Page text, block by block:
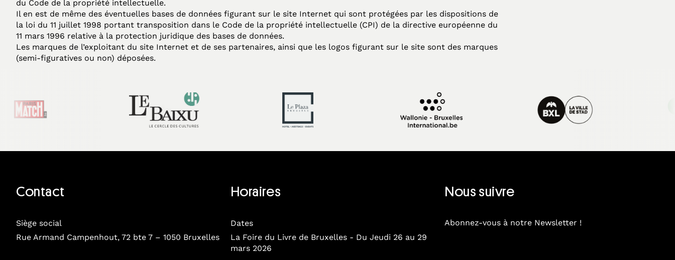
du Code de la propriété intellectuelle.
Il en est de même des éventuelles bases de données figurant sur le site Internet qui sont protégées par les dispositions de
la loi du 11 juillet 1998 portant transposition dans le Code de la propriété intellectuelle (CPI) de la directive européenne du
11 mars 1996 relative à la protection juridique des bases de données.
Les marques de l’exploitant du site Internet et de ses partenaires, ainsi que les logos figurant sur le site sont des marques
(semi-figuratives ou non) déposées.
Contact
Siège social
Rue Armand Campenhout, 72 bte 7 – 1050 Bruxelles
Horaires
Dates
La Foire du Livre de Bruxelles - Du Jeudi 26 au 29
mars 2026
Nous suivre
Abonnez-vous à notre Newsletter !